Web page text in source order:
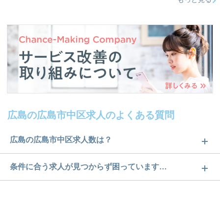
広島の広島市中区求人のよくある質問
広島の広島市中区求人数は？
広島の広島市中区求人数は19件です。どのような求
人があるかぜひチェックしてみてください。
条件に合う求人が見つからず困っています…